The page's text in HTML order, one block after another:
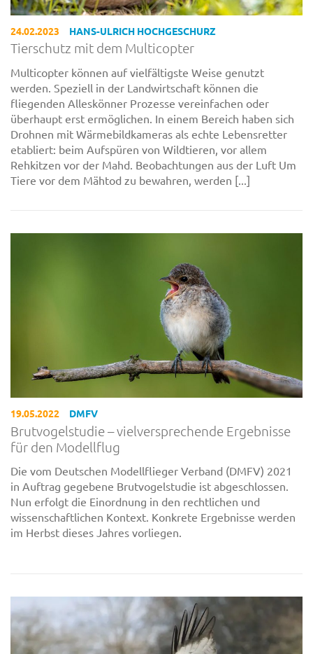
24.02.2023 HANS-ULRICH HOCHGESCHURZ
Tierschutz mit dem Multicopter
Multicopter können auf vielfältigste Weise genutzt
werden. Speziell in der Landwirtschaft können die
fliegenden Alleskönner Prozesse vereinfachen oder
überhaupt erst ermöglichen. In einem Bereich haben sich
Drohnen mit Wärmebildkameras als echte Lebensretter
etabliert: beim Aufspüren von Wildtieren, vor allem
Rehkitzen vor der Mahd. Beobachtungen aus der Luft Um
Tiere vor dem Mähtod zu bewahren, werden [...]
19.05.2022 DMFV
Brutvogelstudie – vielversprechende Ergebnisse
für den Modellflug
Die vom Deutschen Modellflieger Verband (DMFV) 2021
in Auftrag gegebene Brutvogelstudie ist abgeschlossen.
Nun erfolgt die Einordnung in den rechtlichen und
wissenschaftlichen Kontext. Konkrete Ergebnisse werden
im Herbst dieses Jahres vorliegen.